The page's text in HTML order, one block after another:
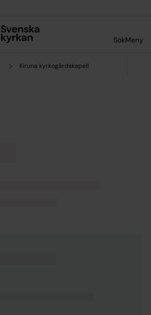
SökMeny
Kiruna kyrkogårdskapell